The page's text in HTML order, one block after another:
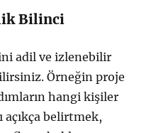
Bilinci
adil ve izlenebilir
Örneğin proje
hangi kişiler
açıkça belirtmek,